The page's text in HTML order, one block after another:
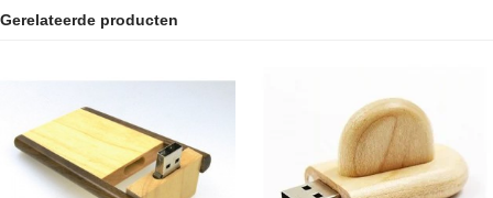
Gerelateerde producten